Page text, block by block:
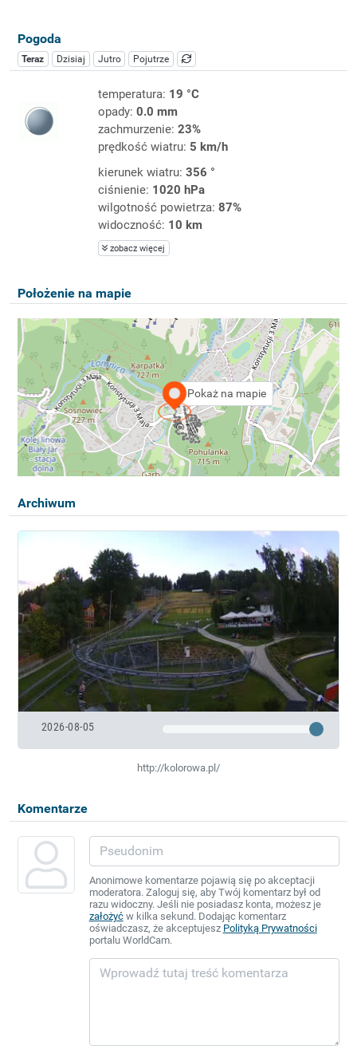
Pogoda
Teraz Dzisiaj Jutro Pojutrze
temperatura: 19 °C
opady: 0.0 mm
zachmurzenie: 23%
prędkość wiatru: 5 km/h
kierunek wiatru: 356 °
ciśnienie: 1020 hPa
wilgotność powietrza: 87%
widoczność: 10 km
zobacz więcej
Położenie na mapie
Pokaż na mapie
Archiwum
2026-08-05
http://kolorowa.pl/
Komentarze
Anonimowe komentarze pojawią się po akceptacji
moderatora. Zaloguj się, aby Twój komentarz był od
razu widoczny. Jeśli nie posiadasz konta, możesz je
założyćw kilka sekund. Dodając komentarz
oświadczasz, że akceptujesz Polityką Prywatności
portalu WorldCam.